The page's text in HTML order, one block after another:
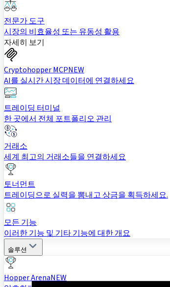
전문가 도구
시장의 비효율성 또는 유동성 활용
자세히 보기
Cryptohopper MCPNEW
AI를 실시간 시장 데이터에 연결하세요
트레이딩 터미널
한 곳에서 전체 포트폴리오 관리
거래소
세계 최고의 거래소들을 연결하세요
토너먼트
트레이딩으로 실력을 뽐내고 상금을 획득하세요.
모든 기능
이러한 기능 및 기타 기능에 대한 개요
솔루션
Hopper ArenaNEW